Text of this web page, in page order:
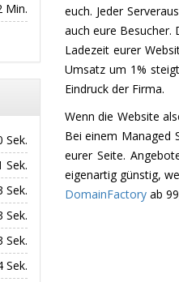
euch. Jeder
auch eure Besucher.
Ladezeit eurer
Umsatz um 1%
Eindruck der Firma.
Wenn die Website
Bei einem Managed
eurer Seite.
eigenartig günstig,
DomainFactoryab
Min.
Sek.
Sek.
Sek.
Sek.
Sek.
Sek.